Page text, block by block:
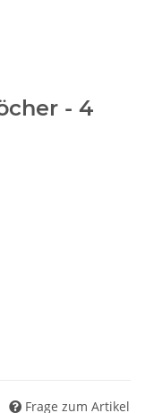
- 4
Frage zum Artikel